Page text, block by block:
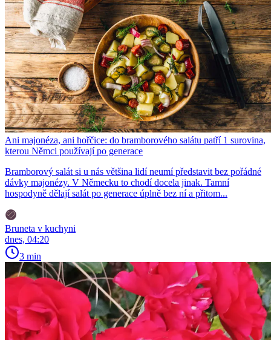
Ani majonéza, ani hořčice: do bramborového salátu patří 1 surovina,
kterou Němci používají po generace
Bramborový salát si u nás většina lidí neumí představit bez pořádné
dávky majonézy. V Německu to chodí docela jinak. Tamní
hospodyně dělají salát po generace úplně bez ní a přitom...
Bruneta v kuchyni
dnes, 04:20
3 min